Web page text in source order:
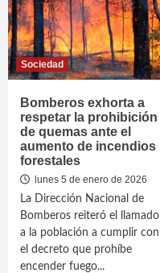
Sociedad
Bomberos exhorta a
respetar la prohibición
de quemas ante el
aumento de incendios
forestales
lunes 5 de enero de 2026
La Dirección Nacional de
Bomberos reiteró el llamado
a la población a cumplir con
el decreto que prohíbe
encender fuego...